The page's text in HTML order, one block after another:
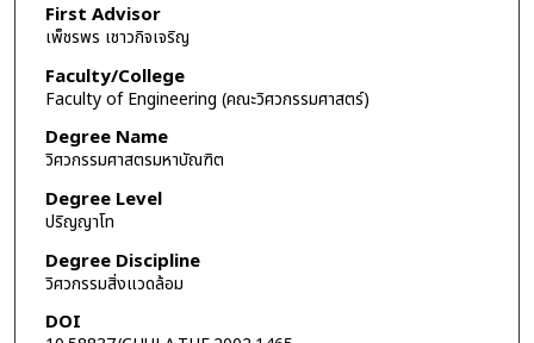
First Advisor
เพ็ชรพร เชาวกิจเจริญ
Faculty/College
Faculty of Engineering (คณะวิศวกรรมศาสตร์)
Degree Name
วิศวกรรมศาสตรมหาบัณฑิต
Degree Level
ปริญญาโท
Degree Discipline
วิศวกรรมสิ่งแวดล้อม
DOI